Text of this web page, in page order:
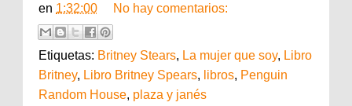
en 1:32:00 No hay comentarios:
Etiquetas: Britney Stears, La mujer que soy, Libro
Britney, Libro Britney Spears, libros, Penguin
Random House, plaza y janés